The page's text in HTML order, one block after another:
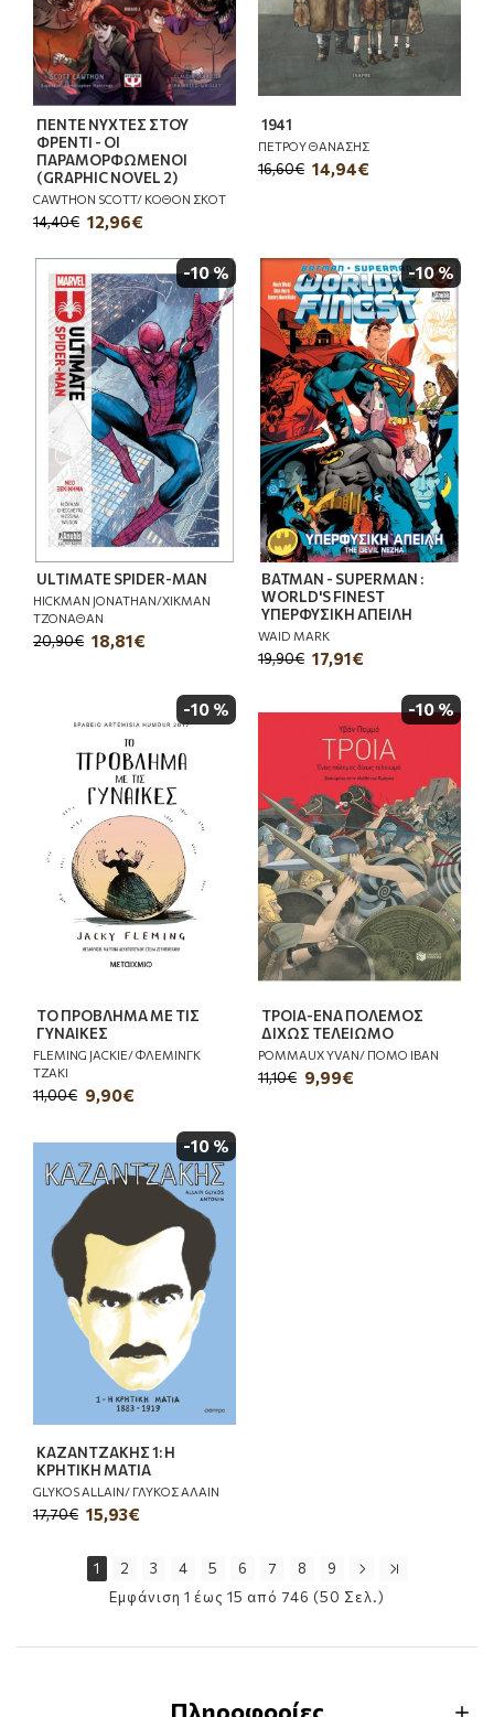
ΠΕΝΤΕ ΝΥΧΤΕΣ ΣΤΟΥ
ΦΡΕΝΤΙ - ΟΙ
ΠΑΡΑΜΟΡΦΩΜΕΝΟΙ
(GRAPHIC NOVEL 2)
CAWTHON SCOTT/ ΚΟΘΟΝ ΣΚΟΤ
12,96€
14,40€
1941
ΠΕΤΡΟΥ ΘΑΝΑΣΗΣ
14,94€
16,60€
-10 %
ULTIMATE SPIDER-MAN
HICKMAN JONATHAN/ΧΙΚΜΑΝ
ΤΖΟΝΑΘΑΝ
18,81€
20,90€
-10 %
BATMAN - SUPERMAN :
WORLD'S FINEST
ΥΠΕΡΦΥΣΙΚΗ ΑΠΕΙΛΗ
WAID MARK
17,91€
19,90€
-10 %
ΤΟ ΠΡΟΒΛΗΜΑ ΜΕ ΤΙΣ
ΓΥΝΑΙΚΕΣ
FLEMING JACKIE/ ΦΛΕΜΙΝΓΚ
ΤΖΑΚΙ
9,90€
11,00€
-10 %
ΤΡΟΙΑ-ΕΝΑ ΠΟΛΕΜΟΣ
ΔΙΧΩΣ ΤΕΛΕΙΩΜΟ
POMMAUX YVAN/ ΠΟΜΟ ΙΒΑΝ
9,99€
11,10€
-10 %
ΚΑΖΑΝΤΖΑΚΗΣ 1: Η
ΚΡΗΤΙΚΗ ΜΑΤΙΑ
GLYKOS ALLAIN/ ΓΛΥΚΟΣ ΑΛΑΙΝ
15,93€
17,70€
1 2 3 4 5 6 7 8
9
Εμφάνιση 1 έως 15 από 746 (50 Σελ.)
Πληροφορίες